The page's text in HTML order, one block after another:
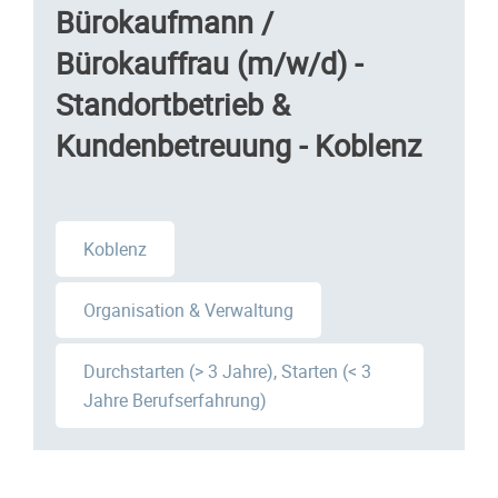
Bürokaufmann /
Bürokauffrau (m/w/d) -
Standortbetrieb &
Kundenbetreuung - Koblenz
Koblenz
Organisation & Verwaltung
Durchstarten (> 3 Jahre), Starten (< 3
Jahre Berufserfahrung)